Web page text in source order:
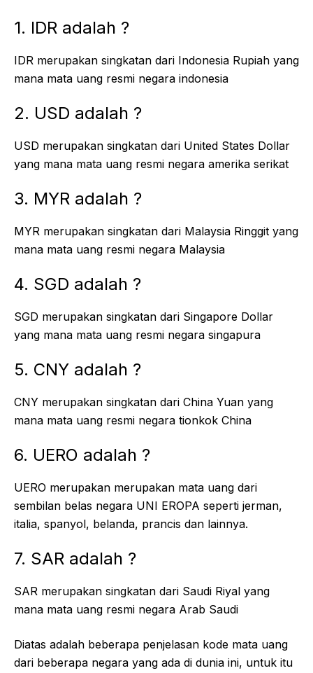
1. IDR adalah ?
IDR merupakan singkatan dari Indonesia Rupiah yang
mana mata uang resmi negara indonesia
2. USD adalah ?
USD merupakan singkatan dari United States Dollar
yang mana mata uang resmi negara amerika serikat
3. MYR adalah ?
MYR merupakan singkatan dari Malaysia Ringgit yang
mana mata uang resmi negara Malaysia
4. SGD adalah ?
SGD merupakan singkatan dari Singapore Dollar
yang mana mata uang resmi negara singapura
5. CNY adalah ?
CNY merupakan singkatan dari China Yuan yang
mana mata uang resmi negara tionkok China
6. UERO adalah ?
UERO merupakan merupakan mata uang dari
sembilan belas negara UNI EROPA seperti jerman,
italia, spanyol, belanda, prancis dan lainnya.
7. SAR adalah ?
SAR merupakan singkatan dari Saudi Riyal yang
mana mata uang resmi negara Arab Saudi
Diatas adalah beberapa penjelasan kode mata uang
dari beberapa negara yang ada di dunia ini, untuk itu